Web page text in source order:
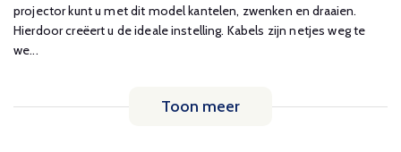
projector kunt u met dit model kantelen, zwenken en draaien.
Hierdoor creëert u de ideale instelling. Kabels zijn netjes weg te
we...
Toon meer